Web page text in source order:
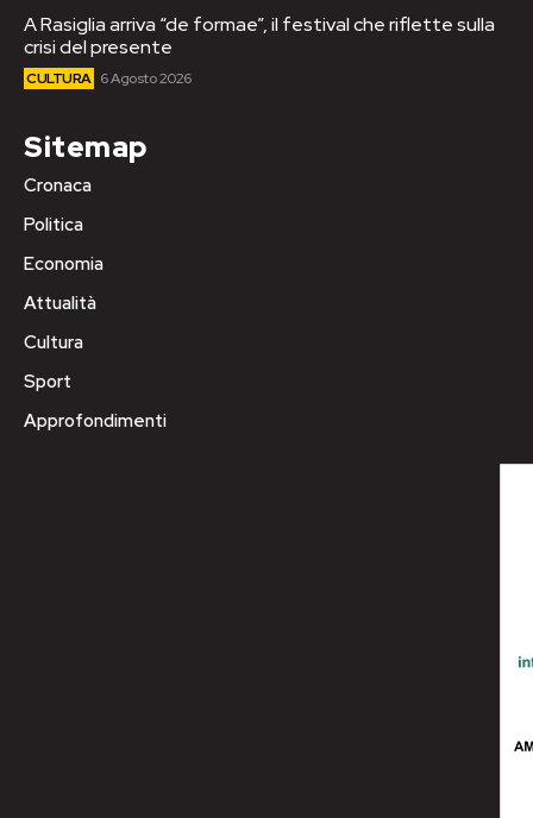
A Rasiglia arriva “de formae”, il festival che riflette sulla
crisi del presente
CULTURA 6 Agosto 2026
Sitemap
Cronaca
Politica
Economia
Attualità
Cultura
Sport
Approfondimenti